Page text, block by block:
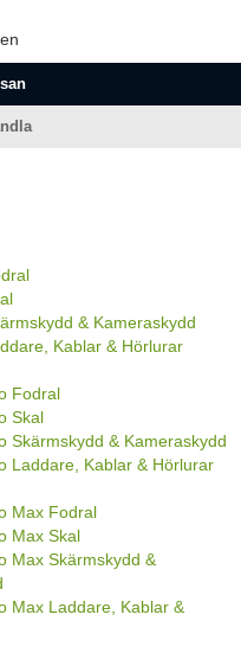
& Kameraskydd
Kablar & Hörlurar
Fodral
Skal
Skärmskydd & Kameraskydd
Laddare, Kablar & Hörlurar
Max Fodral
Max Skal
Max Skärmskydd &
Max Laddare, Kablar &